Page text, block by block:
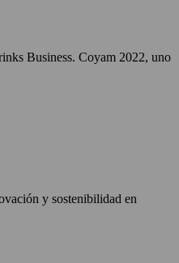
Business. Coyam 2022, uno
y sostenibilidad en